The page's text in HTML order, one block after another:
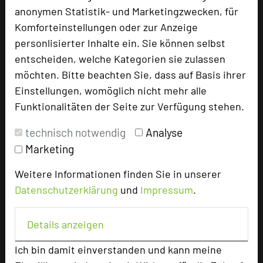
anonymen Statistik- und Marketingzwecken, für
Komforteinstellungen oder zur Anzeige
personlisierter Inhalte ein. Sie können selbst
entscheiden, welche Kategorien sie zulassen
möchten. Bitte beachten Sie, dass auf Basis ihrer
Einstellungen, womöglich nicht mehr alle
Funktionalitäten der Seite zur Verfügung stehen.
technisch notwendig
Analyse
Marketing
Weitere Informationen finden Sie in unserer
Datenschutzerklärung und Impressum.
Details anzeigen
Ich bin damit einverstanden und kann meine
Tagungsleiter
Tagungsteilnehmer
Hotel bewerten
Max. Tagungskapazität (Personen)
U-Form
Parlamentarisch
Doppelzimmer